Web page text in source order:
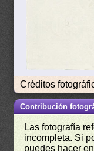
Créditos
Contribución
Las fotografía
incompleta. Si
puedes hacer